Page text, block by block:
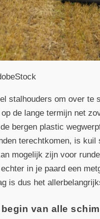
stalhouders om over te
de lange termijn net
bergen plastic
terechtkomen, is
mogelijk zijn voor
in je paard een
is dus het
van alle